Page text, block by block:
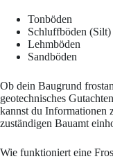
Tonböden
Schluffböden (Silt)
Lehmböden
Sandböden
Ob dein Baugrund
geotechnisches
kannst du Informationen
zuständigen Bauamt
Wie funktioniert eine